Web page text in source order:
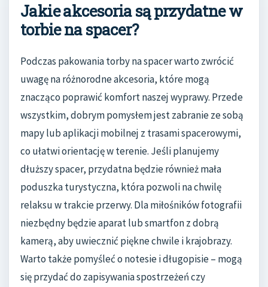
Jakie akcesoria są przydatne w
torbie na spacer?
Podczas pakowania torby na spacer warto zwrócić
uwagę na różnorodne akcesoria, które mogą
znacząco poprawić komfort naszej wyprawy. Przede
wszystkim, dobrym pomysłem jest zabranie ze sobą
mapy lub aplikacji mobilnej z trasami spacerowymi,
co ułatwi orientację w terenie. Jeśli planujemy
dłuższy spacer, przydatna będzie również mała
poduszka turystyczna, która pozwoli na chwilę
relaksu w trakcie przerwy. Dla miłośników fotografii
niezbędny będzie aparat lub smartfon z dobrą
kamerą, aby uwiecznić piękne chwile i krajobrazy.
Warto także pomyśleć o notesie i długopisie – mogą
się przydać do zapisywania spostrzeżeń czy